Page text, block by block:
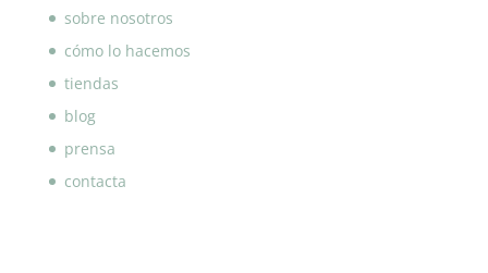
sobre nosotros
cómo lo hacemos
tiendas
blog
prensa
contacta